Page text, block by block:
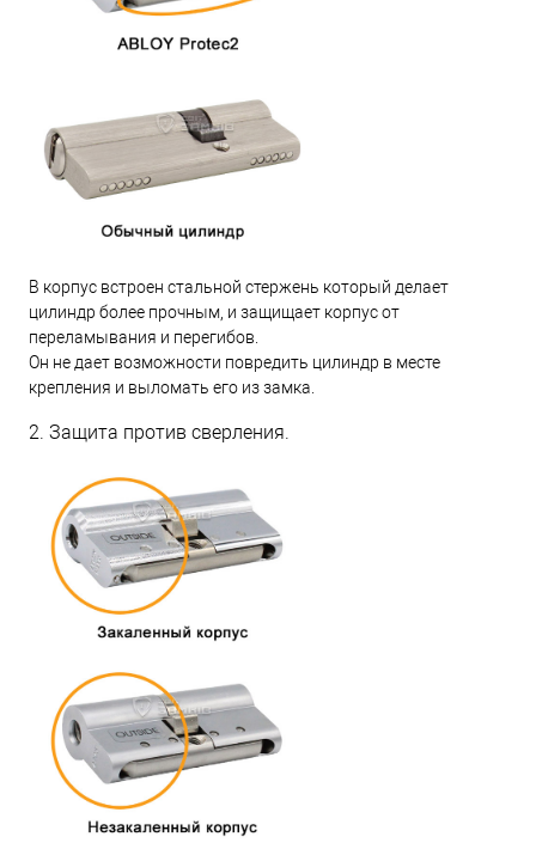
В корпус встроен стальной стержень который делает
цилиндр более прочным, и защищает корпус от
переламывания и перегибов.
Он не дает возможности повредить цилиндр в месте
крепления и выломать его из замка.
2. Защита против сверления.